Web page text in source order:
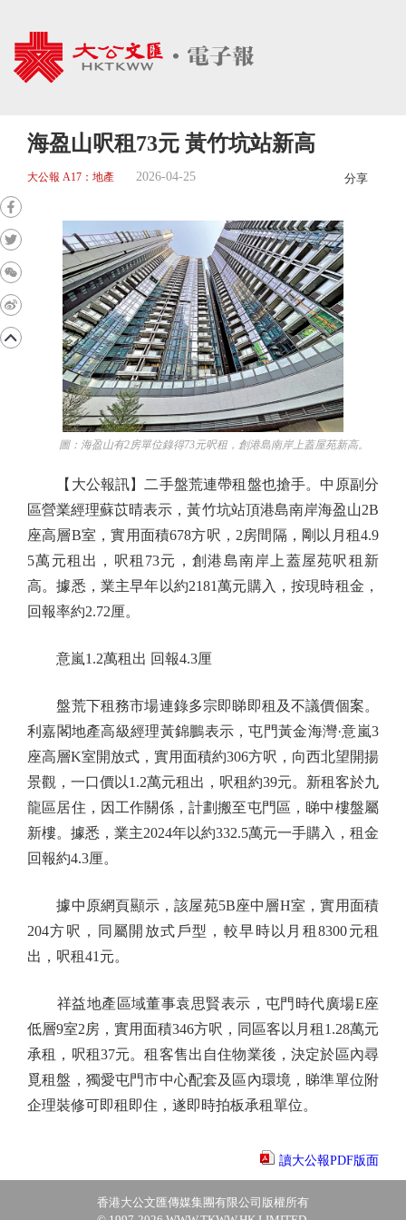
海盈山呎租73元 黃竹坑站新高
大公報 A17：地產 2026-04-25 分享
圖：海盈山有2房單位錄得73元呎租，創港島南岸上蓋屋苑新高。
【大公報訊】二手盤荒連帶租盤也搶手。中原副分
區營業經理蘇苡晴表示，黃竹坑站頂港島南岸海盈山2B
座高層B室，實用面積678方呎，2房間隔，剛以月租4.9
5萬元租出，呎租73元，創港島南岸上蓋屋苑呎租新
高。據悉，業主早年以約2181萬元購入，按現時租金，
回報率約2.72厘。
意嵐1.2萬租出 回報4.3厘
盤荒下租務市場連錄多宗即睇即租及不議價個案。
利嘉閣地產高級經理黃錦鵬表示，屯門黃金海灣·意嵐3
座高層K室開放式，實用面積約306方呎，向西北望開揚
景觀，一口價以1.2萬元租出，呎租約39元。新租客於九
龍區居住，因工作關係，計劃搬至屯門區，睇中樓盤屬
新樓。據悉，業主2024年以約332.5萬元一手購入，租金
回報約4.3厘。
據中原網頁顯示，該屋苑5B座中層H室，實用面積
204方呎，同屬開放式戶型，較早時以月租8300元租
出，呎租41元。
祥益地產區域董事袁思賢表示，屯門時代廣場E座
低層9室2房，實用面積346方呎，同區客以月租1.28萬元
承租，呎租37元。租客售出自住物業後，決定於區內尋
覓租盤，獨愛屯門市中心配套及區內環境，睇準單位附
企理裝修可即租即住，遂即時拍板承租單位。
讀大公報PDF版面
香港大公文匯傳媒集團有限公司版權所有